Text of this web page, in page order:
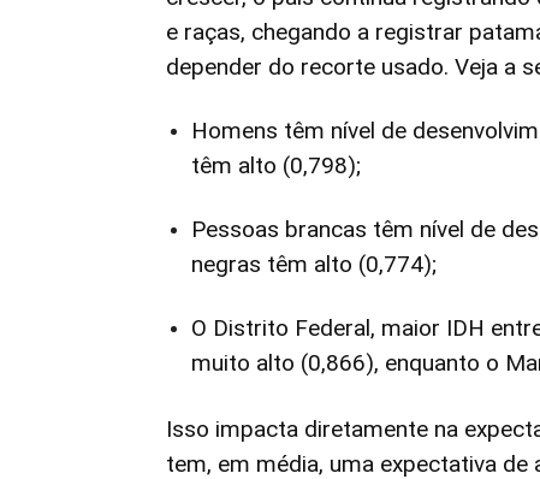
e raças, chegando a registrar
depender do recorte usado. Veja a
Homens têm nível de
têm alto (0,798);
Pessoas brancas têm nível de
negras têm alto (0,774);
O Distrito Federal, maior IDH
muito alto (0,866), enquanto o
Isso impacta diretamente na
tem, em média, uma expectativa